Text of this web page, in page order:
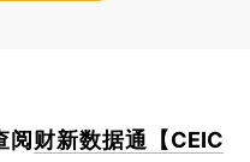
阅 财新数据通【CEIC